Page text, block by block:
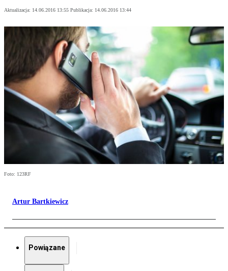
Aktualizacja: 14.06.2016 13:55 Publikacja: 14.06.2016 13:44
Foto: 123RF
Artur Bartkiewicz
Powiązane